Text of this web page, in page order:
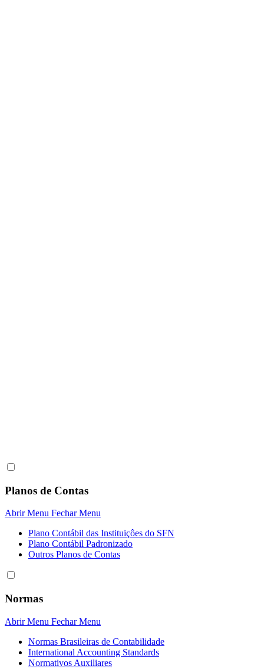
Planos de Contas
Abrir Menu Fechar Menu
Plano Contábil das Instituiçôes do SFN
Plano Contábil Padronizado
Outros Planos de Contas
Normas
Abrir Menu Fechar Menu
Normas Brasileiras de Contabilidade
International Accounting Standards
Normativos Auxiliares